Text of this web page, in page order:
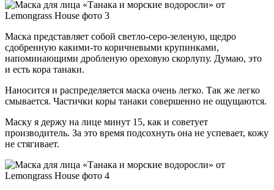
Маска представляет собой светло-серо-зеленую, щедро
сдобренную какими-то коричневыми крупинками,
напоминающими дробленую ореховую скорлупу. Думаю, это
и есть кора танаки.
Наносится и распределяется маска очень легко. Так же легко
смывается. Частички коры танаки совершенно не ощущаются.
Маску я держу на лице минут 15, как и советует
производитель. За это время подсохнуть она не успевает, кожу
не стягивает.